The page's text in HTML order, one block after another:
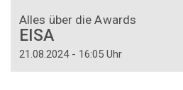
Alles über die Awards
EISA
21.08.2024 - 16:05 Uhr